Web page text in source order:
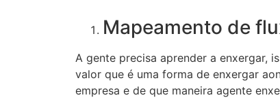
Mapeamento de
A gente precisa aprender a enxergar,
valor que é uma forma de enxergar
empresa e de que maneira agente